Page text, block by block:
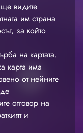
ще видите
им страна
за който
на картата.
карта има
от нейните
отговор на
и